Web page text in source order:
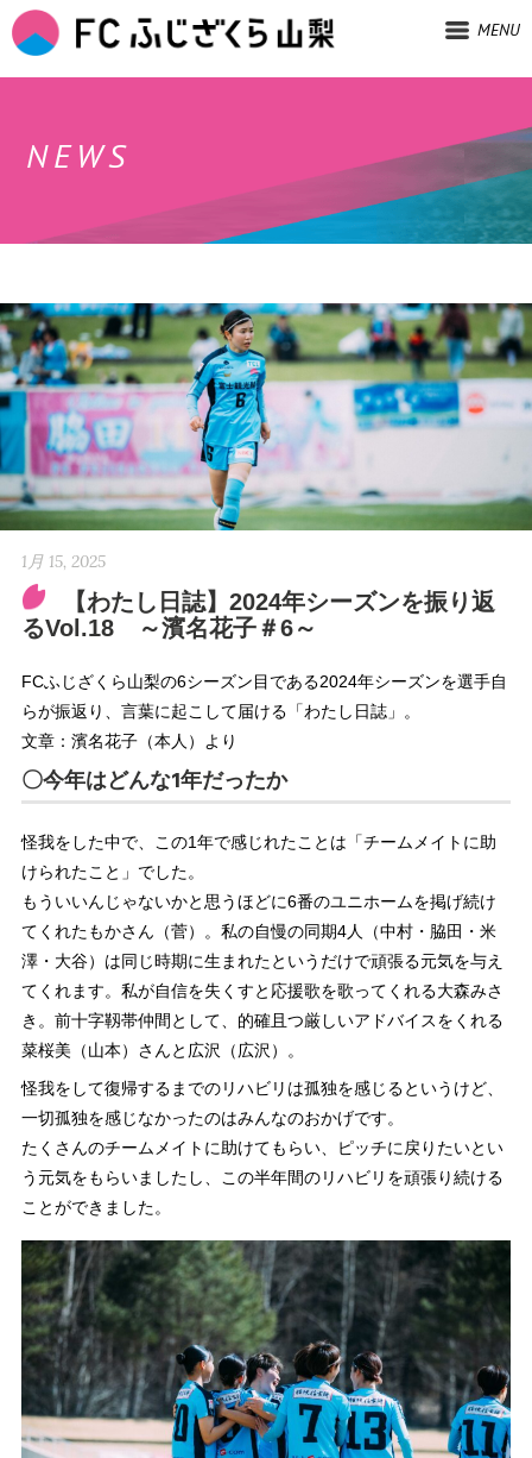
MENU
NEWS
1月 15, 2025
【わたし日誌】2024年シーズンを振り返
るVol.18 ～濱名花子＃6～
FCふじざくら山梨の6シーズン目である2024年シーズンを選手自
らが振返り、言葉に起こして届ける「わたし日誌」。
文章：濱名花子（本人）より
〇今年はどんな1年だったか
怪我をした中で、この1年で感じれたことは「チームメイトに助
けられたこと」でした。
もういいんじゃないかと思うほどに6番のユニホームを掲げ続け
てくれたもかさん（菅）。私の自慢の同期4人（中村・脇田・米
澤・大谷）は同じ時期に生まれたというだけで頑張る元気を与え
てくれます。私が自信を失くすと応援歌を歌ってくれる大森みさ
き。前十字靱帯仲間として、的確且つ厳しいアドバイスをくれる
菜桜美（山本）さんと広沢（広沢）。
怪我をして復帰するまでのリハビリは孤独を感じるというけど、
一切孤独を感じなかったのはみんなのおかげです。
たくさんのチームメイトに助けてもらい、ピッチに戻りたいとい
う元気をもらいましたし、この半年間のリハビリを頑張り続ける
ことができました。